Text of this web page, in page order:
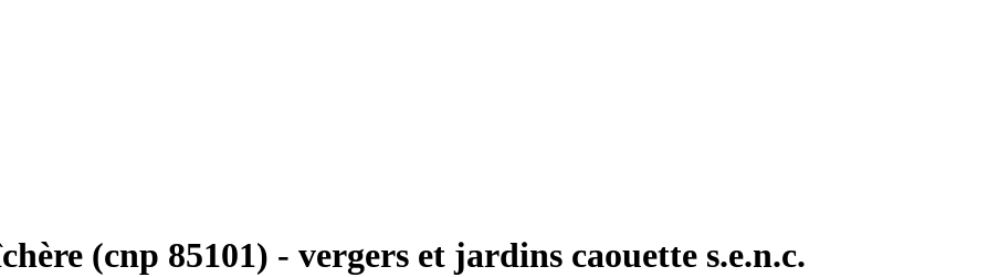
(cnp 85101) - vergers et jardins caouette s.e.n.c.